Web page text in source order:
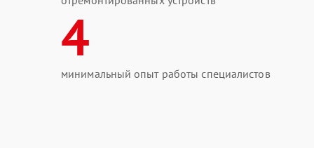
4
минимальный опыт работы специалистов